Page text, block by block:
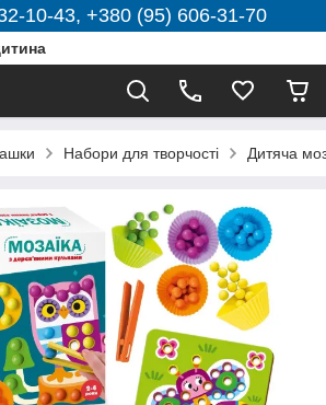
10-43, +380 (95) 606-31-70
Набори для творчості Дитяча